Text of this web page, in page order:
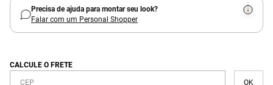
Precisa de ajuda para montar seu look?
Falar com um Personal Shopper
CALCULE O FRETE